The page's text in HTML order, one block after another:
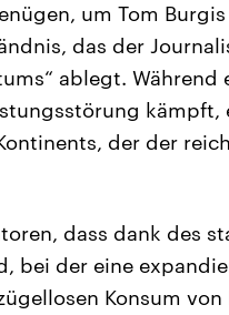
um Tom
das der
ablegt.
kämpft,
der der
dass dank des
bei der eine
Konsum